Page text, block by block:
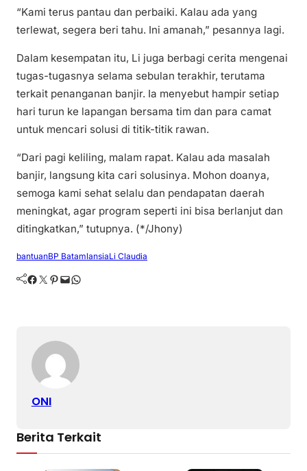
“Kami terus pantau dan perbaiki. Kalau ada yang
terlewat, segera beri tahu. Ini amanah,” pesannya lagi.
Dalam kesempatan itu, Li juga berbagi cerita mengenai
tugas-tugasnya selama sebulan terakhir, terutama
terkait penanganan banjir. Ia menyebut hampir setiap
hari turun ke lapangan bersama tim dan para camat
untuk mencari solusi di titik-titik rawan.
“Dari pagi keliling, malam rapat. Kalau ada masalah
banjir, langsung kita cari solusinya. Mohon doanya,
semoga kami sehat selalu dan pendapatan daerah
meningkat, agar program seperti ini bisa berlanjut dan
ditingkatkan,” tutupnya. (*/Jhony)
bantuanBP BatamlansiaLi Claudia
Facebook Twitter Pinterest Mail WhatsApp
ONI
Berita Terkait